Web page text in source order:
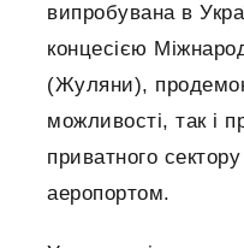
випробувана в
концесією
(Жуляни),
можливості, так і
приватного сектору
аеропортом.